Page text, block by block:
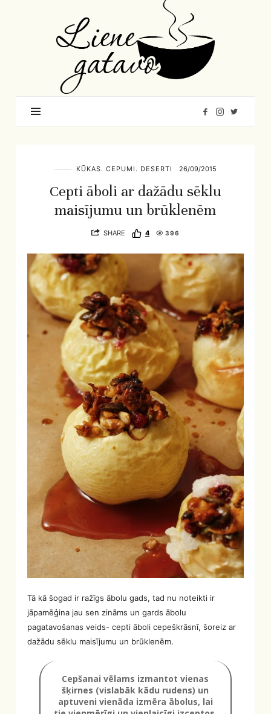
Gatavo
–
Mana
garšu
pasaule
KŪKAS. CEPUMI. DESERTI 26/09/2015
Cepti āboli ar dažādu sēklu
maisījumu un brūklenēm
SHARE 4 396
Tā kā šogad ir ražīgs ābolu gads, tad nu noteikti ir
jāpamēģina jau sen zināms un gards ābolu
pagatavošanas veids- cepti āboli cepeškrāsnī, šoreiz ar
dažādu sēklu maisījumu un brūklenēm.
Cepšanai vēlams izmantot vienas
šķirnes (vislabāk kādu rudens) un
aptuveni vienāda izmēra ābolus, lai